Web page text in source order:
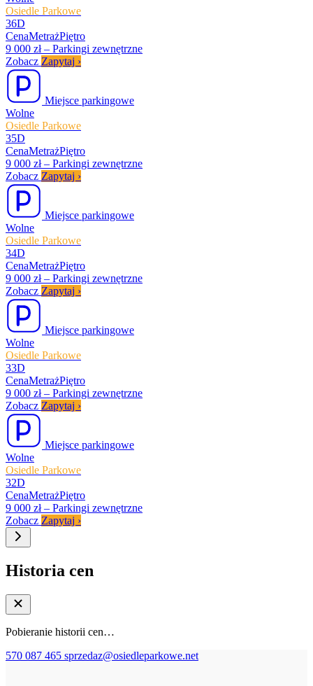
Osiedle Parkowe
36D
CenaMetrażPiętro
9 000 zł – Parkingi zewnętrzne
Zobacz Zapytaj ›
Miejsce parkingowe
Wolne
Osiedle Parkowe
35D
CenaMetrażPiętro
9 000 zł – Parkingi zewnętrzne
Zobacz Zapytaj ›
Miejsce parkingowe
Wolne
Osiedle Parkowe
34D
CenaMetrażPiętro
9 000 zł – Parkingi zewnętrzne
Zobacz Zapytaj ›
Miejsce parkingowe
Wolne
Osiedle Parkowe
33D
CenaMetrażPiętro
9 000 zł – Parkingi zewnętrzne
Zobacz Zapytaj ›
Miejsce parkingowe
Wolne
Osiedle Parkowe
32D
CenaMetrażPiętro
9 000 zł – Parkingi zewnętrzne
Zobacz Zapytaj ›
Historia cen
Pobieranie historii cen…
570 087 465 sprzedaz@osiedleparkowe.net